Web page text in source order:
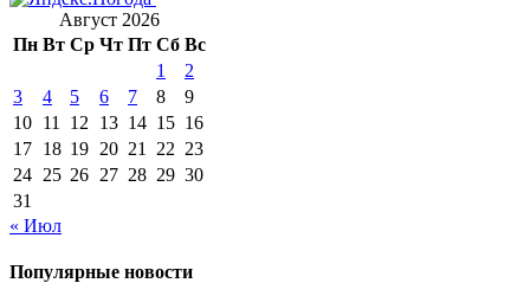
Август 2026
Пн Вт Ср Чт Пт Сб Вс
1
2
3
4 5 6 7 8
9
10 11 12 13 14 15 16
17 18 19 20 21 22 23
24 25 26 27 28 29 30
31
« Июл
Популярные новости